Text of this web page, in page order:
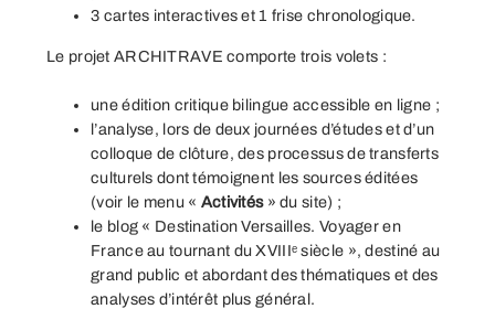
3 cartes interactives et 1 frise chronologique.
Le projet ARCHITRAVE comporte trois volets :
une édition critique bilingue accessible en ligne ;
l’analyse, lors de deux journées d’études et d’un
colloque de clôture, des processus de transferts
culturels dont témoignent les sources éditées
(voir le menu « Activités» du site) ;
le blog « Destination Versailles. Voyager en
France au tournant du XVIIIᵉ siècle », destiné au
grand public et abordant des thématiques et des
analyses d’intérêt plus général.